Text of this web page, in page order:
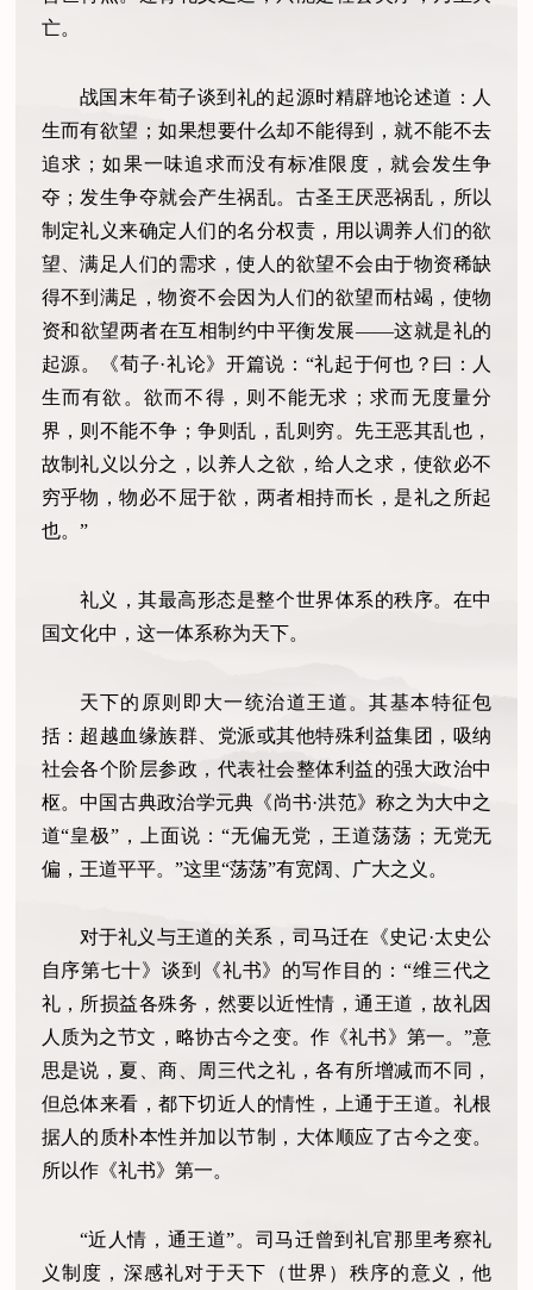
亡。
战国末年荀子谈到礼的起源时精辟地论述道：人
生而有欲望；如果想要什么却不能得到，就不能不去
追求；如果一味追求而没有标准限度，就会发生争
夺；发生争夺就会产生祸乱。古圣王厌恶祸乱，所以
制定礼义来确定人们的名分权责，用以调养人们的欲
望、满足人们的需求，使人的欲望不会由于物资稀缺
得不到满足，物资不会因为人们的欲望而枯竭，使物
资和欲望两者在互相制约中平衡发展——这就是礼的
起源。《荀子·礼论》开篇说：“礼起于何也？曰：人
生而有欲。欲而不得，则不能无求；求而无度量分
界，则不能不争；争则乱，乱则穷。先王恶其乱也，
故制礼义以分之，以养人之欲，给人之求，使欲必不
穷乎物，物必不屈于欲，两者相持而长，是礼之所起
也。”
礼义，其最高形态是整个世界体系的秩序。在中
国文化中，这一体系称为天下。
天下的原则即大一统治道王道。其基本特征包
括：超越血缘族群、党派或其他特殊利益集团，吸纳
社会各个阶层参政，代表社会整体利益的强大政治中
枢。中国古典政治学元典《尚书·洪范》称之为大中之
道“皇极”，上面说：“无偏无党，王道荡荡；无党无
偏，王道平平。”这里“荡荡”有宽阔、广大之义。
对于礼义与王道的关系，司马迁在《史记·太史公
自序第七十》谈到《礼书》的写作目的：“维三代之
礼，所损益各殊务，然要以近性情，通王道，故礼因
人质为之节文，略协古今之变。作《礼书》第一。”意
思是说，夏、商、周三代之礼，各有所增减而不同，
但总体来看，都下切近人的情性，上通于王道。礼根
据人的质朴本性并加以节制，大体顺应了古今之变。
所以作《礼书》第一。
“近人情，通王道”。司马迁曾到礼官那里考察礼
义制度，深感礼对于天下（世界）秩序的意义，他